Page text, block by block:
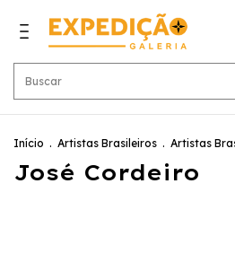
Início . Artistas Brasileiros . Artistas
José Cordeiro